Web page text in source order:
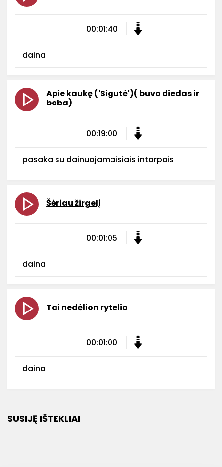
00:01:40
daina
Apie kaukę ('Sigutė')( buvo diedas ir
boba)
00:19:00
pasaka su dainuojamaisiais intarpais
Šėriau žirgelį
00:01:05
daina
Tai nedėlion rytelio
00:01:00
daina
SUSIJĘ IŠTEKLIAI